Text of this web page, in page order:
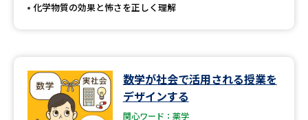
化学物質の効果と怖さを正しく理解
数学が社会で活用される授業を
デザインする
関心ワード：薬学